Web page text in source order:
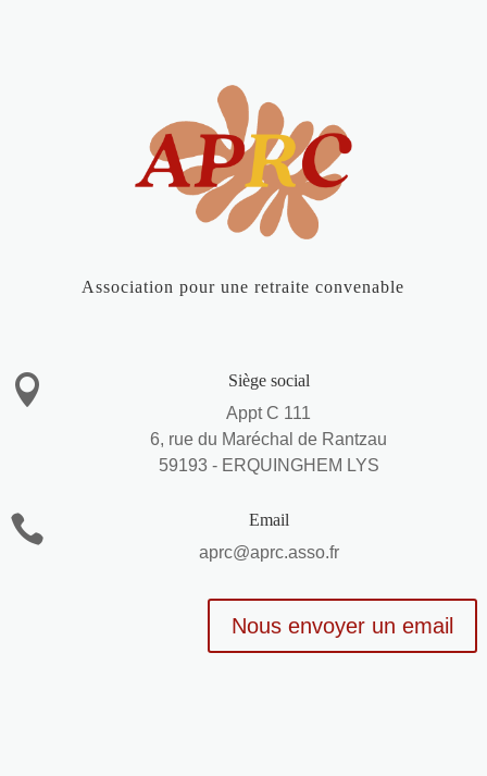
Association pour une retraite convenable

Siège social
Appt C 111
6, rue du Maréchal de Rantzau
59193 - ERQUINGHEM LYS

Email
aprc@aprc.asso.fr
Nous envoyer un email